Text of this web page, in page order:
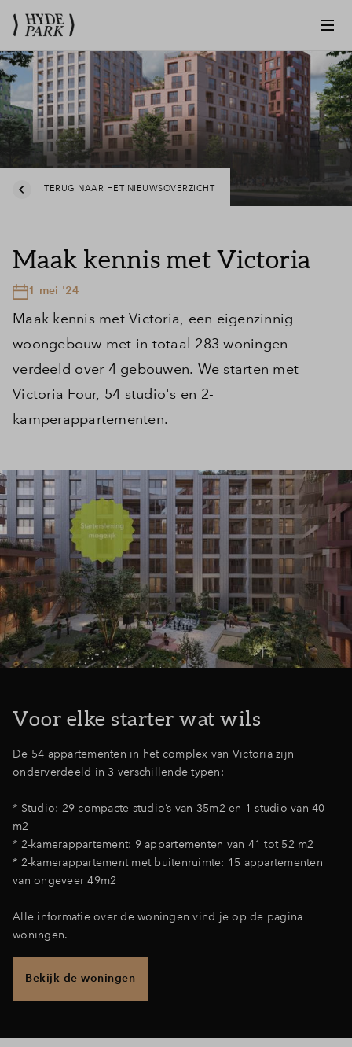
Inloggen
TERUG NAAR HET NIEUWSOVERZICHT
Maak kennis met Victoria
1 mei '24
Maak kennis met Victoria, een eigenzinnig
woongebouw met in totaal 283 woningen
verdeeld over 4 gebouwen. We starten met
Victoria Four, 54 studio's en 2-
kamperappartementen.
Voor elke starter wat wils
De 54 appartementen in het complex van Victoria zijn
onderverdeeld in 3 verschillende typen:
* Studio: 29 compacte studio’s van 35m2 en 1 studio van 40
m2
* 2-kamerappartement: 9 appartementen van 41 tot 52 m2
* 2-kamerappartement met buitenruimte: 15 appartementen
van ongeveer 49m2
Alle informatie over de woningen vind je op de pagina
woningen.
Bekijk de woningen